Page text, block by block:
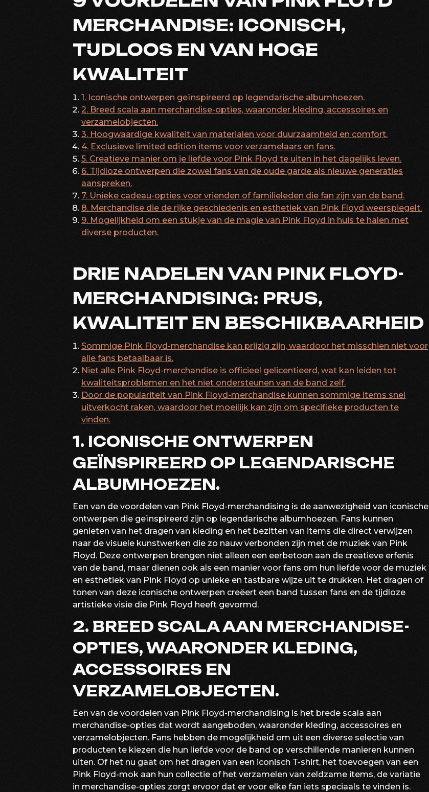
MERCHANDISE: ICONISCH,
TIJDLOOS EN VAN HOGE
KWALITEIT
1. Iconische ontwerpen geïnspireerd op legendarische albumhoezen.
2. Breed scala aan merchandise-opties, waaronder kleding, accessoires en
verzamelobjecten.
3. Hoogwaardige kwaliteit van materialen voor duurzaamheid en comfort.
4. Exclusieve limited edition items voor verzamelaars en fans.
5. Creatieve manier om je liefde voor Pink Floyd te uiten in het dagelijks leven.
6. Tijdloze ontwerpen die zowel fans van de oude garde als nieuwe generaties
aanspreken.
7. Unieke cadeau-opties voor vrienden of familieleden die fan zijn van de band.
8. Merchandise die de rijke geschiedenis en esthetiek van Pink Floyd weerspiegelt.
9. Mogelijkheid om een stukje van de magie van Pink Floyd in huis te halen met
diverse producten.
DRIE NADELEN VAN PINK FLOYD-
MERCHANDISING: PRIJS,
KWALITEIT EN BESCHIKBAARHEID
Sommige Pink Floyd-merchandise kan prijzig zijn, waardoor het misschien niet voor
alle fans betaalbaar is.
Niet alle Pink Floyd-merchandise is officieel gelicentieerd, wat kan leiden tot
kwaliteitsproblemen en het niet ondersteunen van de band zelf.
Door de populariteit van Pink Floyd-merchandise kunnen sommige items snel
uitverkocht raken, waardoor het moeilijk kan zijn om specifieke producten te
vinden.
1. ICONISCHE ONTWERPEN
GEÏNSPIREERD OP LEGENDARISCHE
ALBUMHOEZEN.
Een van de voordelen van Pink Floyd-merchandising is de aanwezigheid van iconische
ontwerpen die geïnspireerd zijn op legendarische albumhoezen. Fans kunnen
genieten van het dragen van kleding en het bezitten van items die direct verwijzen
naar de visuele kunstwerken die zo nauw verbonden zijn met de muziek van Pink
Floyd. Deze ontwerpen brengen niet alleen een eerbetoon aan de creatieve erfenis
van de band, maar dienen ook als een manier voor fans om hun liefde voor de muziek
en esthetiek van Pink Floyd op unieke en tastbare wijze uit te drukken. Het dragen of
tonen van deze iconische ontwerpen creëert een band tussen fans en de tijdloze
artistieke visie die Pink Floyd heeft gevormd.
2. BREED SCALA AAN MERCHANDISE-
OPTIES, WAARONDER KLEDING,
ACCESSOIRES EN
VERZAMELOBJECTEN.
Een van de voordelen van Pink Floyd-merchandising is het brede scala aan
merchandise-opties dat wordt aangeboden, waaronder kleding, accessoires en
verzamelobjecten. Fans hebben de mogelijkheid om uit een diverse selectie van
producten te kiezen die hun liefde voor de band op verschillende manieren kunnen
uiten. Of het nu gaat om het dragen van een iconisch T-shirt, het toevoegen van een
Pink Floyd-mok aan hun collectie of het verzamelen van zeldzame items, de variatie
in merchandise-opties zorgt ervoor dat er voor elke fan iets speciaals te vinden is.